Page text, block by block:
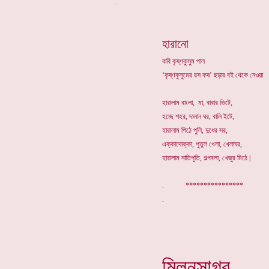
হারানো
কবি কৃষ্ণকুসুম পাল
‘কৃষ্ণকুসুমের রস কষ’ ছড়ার বই থেকে নেওয়া
হারালাম বাংলা, মা, বাবার ভিটে,
হচ্ছে শহর, দালান ঘর, বালি ইটে,
হারালাম পিঠে পুলি, দুধের সর,
এক্কাদোক্কা, পুতুল খেলা, খেলাঘর,
হারালাম নাতিপুতি, গল্পবলা, খেজুর মিঠে |
. ****************